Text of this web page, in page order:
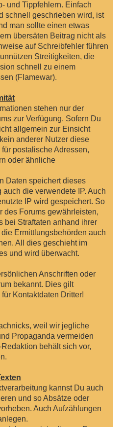
und Tippfehlern. Einfach
schnell geschrieben wird, ist
man sollte einen etwas
übersäten Beitrag nicht als
auf Schreibfehler führen
Streitigkeiten, die
schnell zu einem
(Flamewar).
stehen nur der
zur Verfügung. Sofern Du
allgemein zur Einsicht
anderer Nutzer diese
postalische Adressen,
oder ähnliche
Daten speichert dieses
die verwendete IP. Auch
IP wird gespeichert. So
des Forums gewährleisten,
bei Straftaten anhand ihrer
Ermittlungsbehörden auch
All dies geschieht im
und wird überwacht.
Anschriften oder
bekannt. Dies gilt
Kontaktdaten Dritter!
weil wir jegliche
Propaganda vermeiden
behält sich vor,
kannst Du auch
und so Absätze oder
Auch Aufzählungen